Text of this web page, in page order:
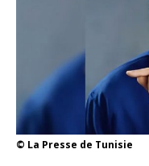
© La Presse de Tunisie